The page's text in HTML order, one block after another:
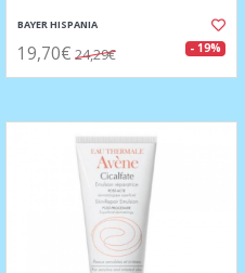
BAYER HISPANIA
19,70€ 24,29€ - 19%